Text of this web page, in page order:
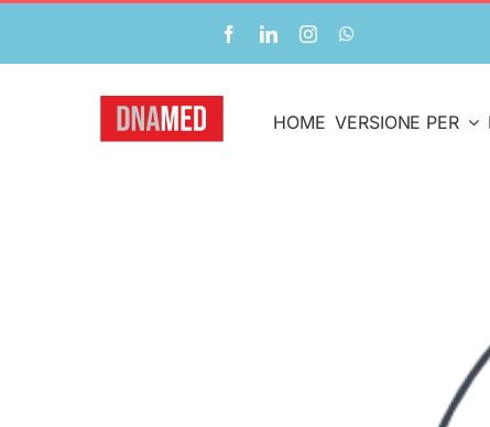
Salta
HOME VERSIONE PER